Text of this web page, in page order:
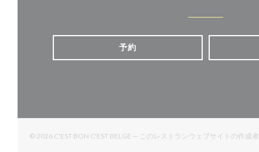
予約
© 2026 C'EST BON C'EST BELGE — このレストランウェブサイトの作成者